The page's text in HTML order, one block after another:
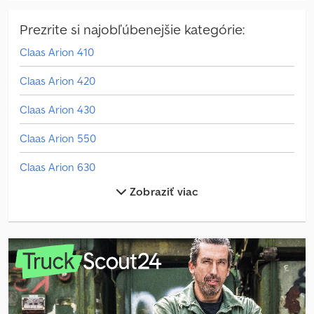
Prezrite si najobľúbenejšie kategórie:
Claas Arion 410
Claas Arion 420
Claas Arion 430
Claas Arion 550
Claas Arion 630
Claas Axion 850
Claas Cargos 750
Claas Cargos 8400
Claas Jaguar 940
Zobraziť viac